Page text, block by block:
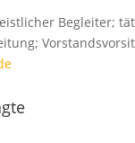
Begleiter;